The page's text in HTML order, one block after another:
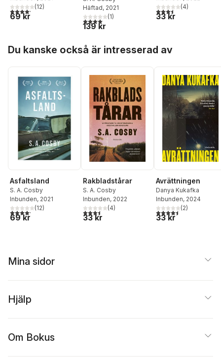
4,2utav 5 stjärnor. Totalt antal röster:
(12)
69 kr
Häftad, 2021
4,0utav 5 stjärnor. Totalt antal röster:
(1)
139 kr
3,5utav 5 stjärnor.
(4)
33 kr
Du kanske också är intresserad av
Asfaltsland
S. A. Cosby
Inbunden, 2021
4,2utav 5 stjärnor. Totalt antal röster:
(12)
69 kr
Rakbladstårar
S. A. Cosby
Inbunden, 2022
3,5utav 5 stjärnor. Totalt antal röster:
(4)
33 kr
Avrättningen
Danya Kukafka
Inbunden, 2024
4,5utav 5 stjärnor.
(2)
33 kr
Mina sidor
Hjälp
Om Bokus